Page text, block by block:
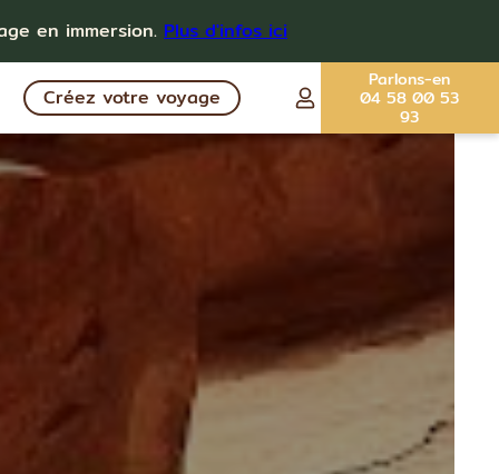
en immersion. Plus d'infos ici
Créez votre voyage
Parlons-en
04 58 00 53
93